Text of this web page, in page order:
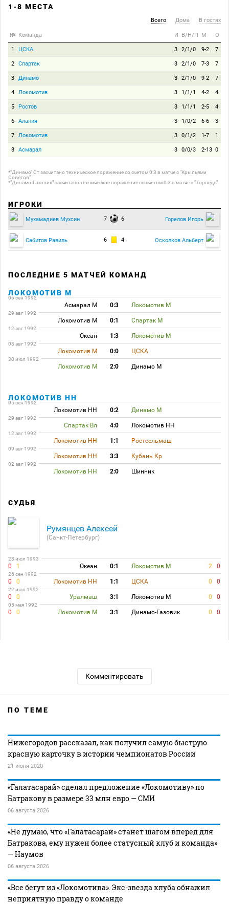
1-8 МЕСТА
Всего Дома В гостях
№ Команда И В/Н/П М О
1 ЦСКА 3 2/1/0 9-2 7
2 Спартак 3 2/1/0 7-3 7
3 Динамо 3 2/1/0 9-2 7
4 Локомотив 3 1/1/1 4-2 4
5 Ростов 3 1/1/1 2-5 4
6 Алания 3 1/0/2 6-6 3
7 Локомотив 3 0/1/2 1-7 1
8 Асмарал 3 0/0/3 2-13 0
*"Динамо" Ст засчитано техническое поражение со счетом 0:3 в матче с "Крыльями
Советов"
*"Динамо-Газовик" засчитано техническое поражение со счетом 0:3 в матче с "Торпедо"
ИГРОКИ
Мухамадиев Мухсин 7 6 Горелов Игорь
Сабитов Равиль 6 4 Осколков Альберт
ПОСЛЕДНИЕ 5 МАТЧЕЙ КОМАНД
ЛОКОМОТИВ М
06 сен 1992
Асмарал М 0:3 Локомотив М
29 авг 1992
Локомотив М 0:1 Спартак М
12 авг 1992
Океан 1:3 Локомотив М
03 авг 1992
Локомотив М 0:0 ЦСКА
30 июл 1992
Локомотив М 2:0 Динамо М
ЛОКОМОТИВ НН
05 сен 1992
Локомотив НН 0:2 Динамо М
29 авг 1992
Спартак Вл 4:0 Локомотив НН
12 авг 1992
Локомотив НН 1:1 Ростсельмаш
09 авг 1992
Локомотив НН 3:3 Кубань Кр
02 авг 1992
Локомотив НН 2:0 Шинник
СУДЬЯ
Румянцев Алексей
(Санкт-Петербург)
23 июл 1993
0 1 Океан 0:1 Локомотив М 2 0
26 сен 1992
0 0 Локомотив НН 1:1 ЦСКА 0 0
22 июл 1992
0 0 Уралмаш 3:1 Локомотив М 0 0
05 мая 1992
0 0 Локомотив М 3:1 Динамо-Газовик 0 0
Комментировать
ПО ТЕМЕ
Нижегородов рассказал, как получил самую быструю
красную карточку в истории чемпионатов России
21 июня 2020
«Галатасарай» сделал предложение «Локомотиву» по
Батракову в размере 33 млн евро — СМИ
06 августа 2026
«Не думаю, что «Галатасарай» станет шагом вперед для
Батракова, ему нужен более статусный клуб и команда»
— Наумов
06 августа 2026
«Все бегут из «Локомотива». Экс-звезда клуба обнажил
неприятную правду о команде